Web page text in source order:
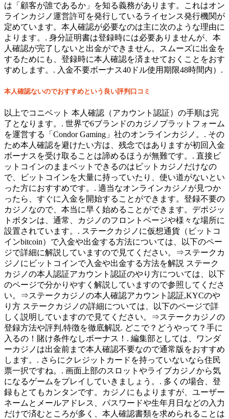
は「顧客が誰であるか」を知る義務があります。これはオン
ラインカジノ運営許可を発行しているライセンス発行機関が
定めています。本人確認が必要なのは主に次のような理由に
よります。. 身分証明書は登録時には必要ありませんが、本
人確認が完了しないと出金ができません。スムーズに出金を
するためにも、登録時に本人確認を済ませておくことをおす
すめします。. 入金不要ボーナス40ドル使用期限48時間内）.
本人確認ないのでおすすめという良い評判口コミ
以上でコニベット 本人確認（アカウント認証）の手順は完
了となります。. 世界で6ブランドのカジノプラットフォーム
を運営する「Condor Gaming」社のオンラインカジノ。. その
ため本人確認を避けたい方は、残念ではありますが初回入金
ボーナスを受け取ることは諦めるほうが無難です。. 直接ビ
ットコインのままベットできるのはビットカジノだけなの
で、ビットコインを大量に持っていたり、使い道がないとい
った方におすすめです。. 適当なオンラインカジノが見つか
ったら、すぐに入金を開始することができます。登録不要の
カジノなので、本当に早く始めることができます。デポジッ
トボタンは、通常、カジノのフロントページや様々な場所に
設置されています。. ステークカジノに仮想通貨（ビットコ
インbitcoin）で入金や出金する方法については、以下のペー
ジで詳細に解説していますので見てください。⇒ステークカ
ジノにビットコインで入金や出金する方法を解説 ステーク
カジノの本人認証アカウント認証のやり方については、以下
のページで分かりやすく解説していますので参照してくださ
い。⇒ステークカジノの本人確認アカウント認証,KYCのや
り方 ステークカジノの詳細については、以下のページで詳
しく説明していますので見てください。⇒ステークカジノの
登録方法や評判,特徴を徹底解説. どこで？どうやって？手に
入るの！賭け条件なしボーナス！. 編集部としては、ワンダ
ーカジノは出金前まで本人確認不要なので通常版をおすすめ
します。. さらにクレジットカードを持っていないなら住民
票一択ですね。. 画面上部のスロットやライブカジノから気
になるゲームをプレイしていきましょう。. 多くの場合、登
録もとてもカンタンです。カジノにもよりますが、ユーザー
ネームとメールアドレス、パスワードや生年月日などの入力
だけで済むところが多く、本人確認書類を求められることは